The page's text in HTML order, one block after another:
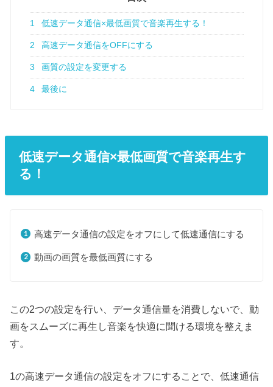
1 低速データ通信×最低画質で音楽再生する！
2 高速データ通信をOFFにする
3 画質の設定を変更する
4 最後に
低速データ通信×最低画質で音楽再生す
る！
高速データ通信の設定をオフにして低速通信にする
動画の画質を最低画質にする
この2つの設定を行い、データ通信量を消費しないで、動
画をスムーズに再生し音楽を快適に聞ける環境を整えま
す。
1の高速データ通信の設定をオフにすることで、低速通信